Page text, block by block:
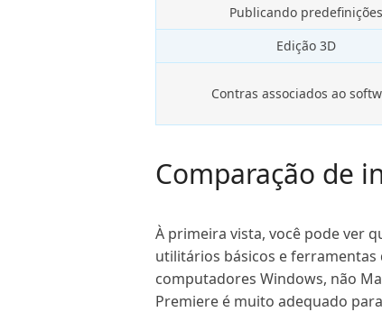
Publicando predefinições
Edição 3D
Contras associados ao
Comparação de
À primeira vista, você pode ver
utilitários básicos e ferramentas
computadores Windows, não
Premiere é muito adequado